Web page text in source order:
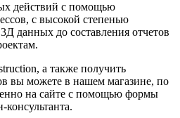
действий с помощью
с высокой степенью
данных до составления отчетов
а также получить
вы можете в нашем магазине, по
на сайте с помощью формы